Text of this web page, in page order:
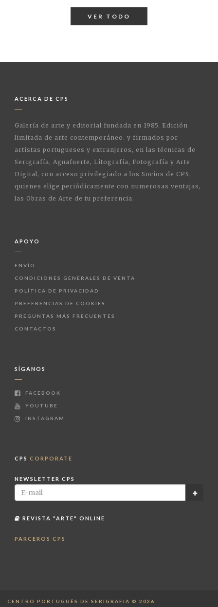
VER TODO
ACERCA DE CPS
Galería de arte y editorial fundada en 1985. Edición
limitada de arte contemporáneo. y firmados por
artistas portugueses y extranjeros, en las técnicas de
Serigrafía, Aguafuerte, Litografía, Fotografía y Arte
Digital, con acceso privilegiado a los Socios de CPS,
quienes elige periódicamente con numerosas ventajas,
las Obras de Arte de tu preferencia.
APOYO
ENVÍO
CONDICIONES GENERALES DE VENTA
POLÍTICA DE PRIVACIDAD
PREFERENCIAS DE COOKIES
PREGUNTAS MÁS FRECUENTES
CONTACTOS
SÍGANOS
FACEBOOK
YOUTUBE
INSTAGRAM
CPS CORPORATE
NEWSLETTER CPS
REVISTA "ARTE" ONLINE
PARCEROS CPS
CENTRO PORTUGUÊS DE SERIGRAFIA © 2026